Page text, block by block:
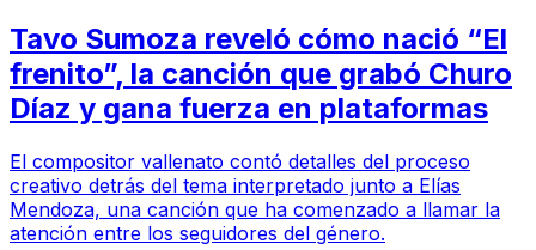
Tavo Sumoza reveló cómo nació “El
frenito”, la canción que grabó Churo
Díaz y gana fuerza en plataformas
El compositor vallenato contó detalles del proceso
creativo detrás del tema interpretado junto a Elías
Mendoza, una canción que ha comenzado a llamar la
atención entre los seguidores del género.